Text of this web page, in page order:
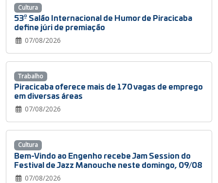
53º Salão Internacional de Humor de Piracicaba
define júri de premiação
07/08/2026
Cultura
Piracicaba oferece mais de 170 vagas de emprego
em diversas áreas
07/08/2026
Trabalho
Bem-Vindo ao Engenho recebe Jam Session do
Festival de Jazz Manouche neste domingo, 09/08
07/08/2026
Cultura